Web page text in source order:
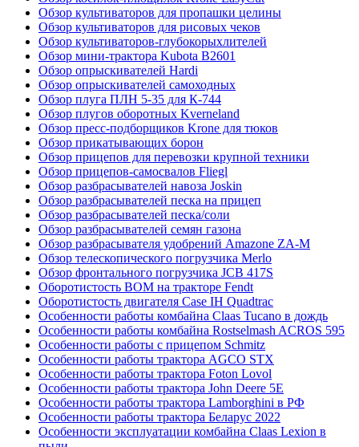
Обзор культиваторов для пропашки целины
Обзор культиваторов для рисовых чеков
Обзор культиваторов-глубокорыхлителей
Обзор мини-трактора Kubota B2601
Обзор опрыскивателей Hardi
Обзор опрыскивателей самоходных
Обзор плуга ПЛН 5-35 для К-744
Обзор плугов оборотных Kverneland
Обзор пресс-подборщиков Krone для тюков
Обзор прикатывающих борон
Обзор прицепов для перевозки крупной техники
Обзор прицепов-самосвалов Fliegl
Обзор разбрасывателей навоза Joskin
Обзор разбрасывателей песка на прицеп
Обзор разбрасывателей песка/соли
Обзор разбрасывателей семян газона
Обзор разбрасывателя удобрений Amazone ZA-M
Обзор телескопического погрузчика Merlo
Обзор фронтального погрузчика JCB 417S
Оборотистость ВОМ на тракторе Fendt
Оборотистость двигателя Case IH Quadtrac
Особенности работы комбайна Claas Tucano в дождь
Особенности работы комбайна Rostselmash ACROS 595
Особенности работы с прицепом Schmitz
Особенности работы трактора AGCO STX
Особенности работы трактора Foton Lovol
Особенности работы трактора John Deere 5E
Особенности работы трактора Lamborghini в РФ
Особенности работы трактора Беларус 2022
Особенности эксплуатации комбайна Claas Lexion в